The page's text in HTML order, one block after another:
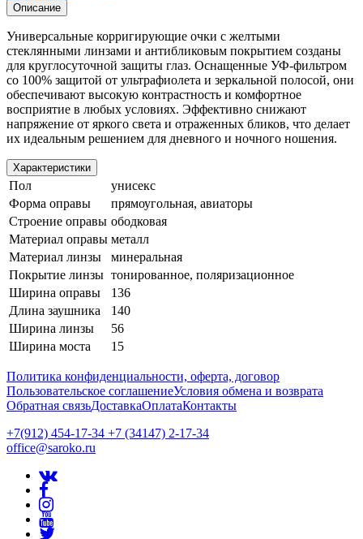
Описание
Универсальные корригирующие очки с желтыми
стеклянными линзами и антибликовым покрытием созданы
для круглосуточной защиты глаз. Оснащенные УФ-фильтром
со 100% защитой от ультрафиолета и зеркальной полосой, они
обеспечивают высокую контрастность и комфортное
восприятие в любых условиях. Эффективно снижают
напряжение от яркого света и отраженных бликов, что делает
их идеальным решением для дневного и ночного ношения.
Характеристики
Пол
унисекс
Форма оправы
прямоугольная, авиаторы
Строение оправы ободковая
Материал оправы металл
Материал линзы
минеральная
Покрытие линзы тонированное, поляризационное
Ширина оправы
136
Длина заушника
140
Ширина линзы
56
Ширина моста
15
Политика конфиденциальности, оферта, договор
Пользовательское соглашениеУсловия обмена и возврата
Обратная связьДоставкаОплатаКонтакты
+7(912) 454-17-34 +7 (34147) 2-17-34
office@saroko.ru